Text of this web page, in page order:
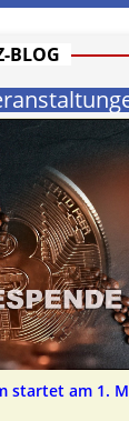
BLOG
startet am 1.